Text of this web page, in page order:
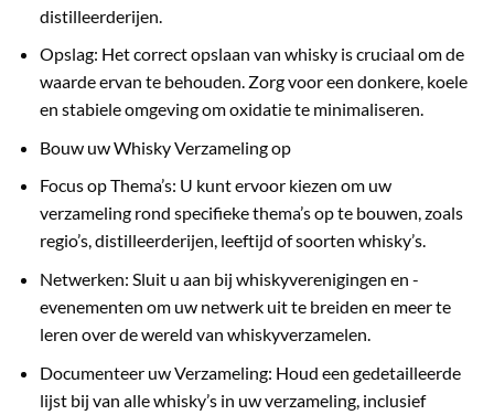
distilleerderijen.
Opslag: Het correct opslaan van whisky is cruciaal om de
waarde ervan te behouden. Zorg voor een donkere, koele
en stabiele omgeving om oxidatie te minimaliseren.
Bouw uw Whisky Verzameling op
Focus op Thema’s: U kunt ervoor kiezen om uw
verzameling rond specifieke thema’s op te bouwen, zoals
regio’s, distilleerderijen, leeftijd of soorten whisky’s.
Netwerken: Sluit u aan bij whiskyverenigingen en -
evenementen om uw netwerk uit te breiden en meer te
leren over de wereld van whiskyverzamelen.
Documenteer uw Verzameling: Houd een gedetailleerde
lijst bij van alle whisky’s in uw verzameling, inclusief